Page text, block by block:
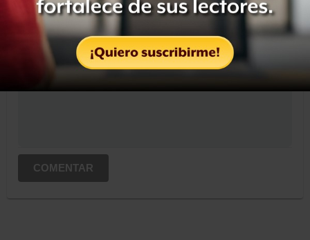
OCULTAR COMENTARIOS
Iniciar sesión
Suscribete para comentar...
COMENTAR